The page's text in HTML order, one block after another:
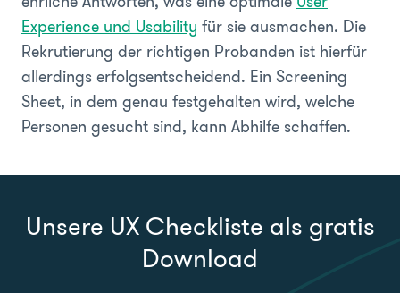
Experience und Usability für sie ausmachen. Die
Rekrutierung der richtigen Probanden ist hierfür
allerdings erfolgsentscheidend. Ein Screening
Sheet, in dem genau festgehalten wird, welche
Personen gesucht sind, kann Abhilfe schaffen.
Unsere UX Checkliste als gratis
Download